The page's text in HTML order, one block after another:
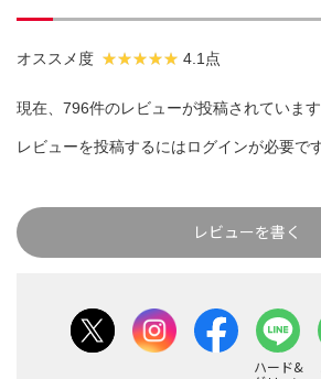
オススメ度 4.1点
現在、796件のレビューが投稿されています
レビューを投稿するにはログインが必要です
レビューを書く
ハード&